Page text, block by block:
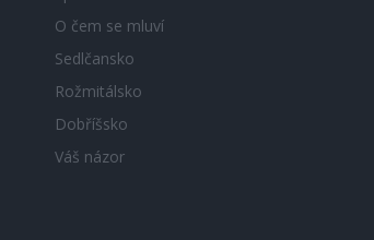
O čem se mluví
Sedlčansko
Rožmitálsko
Dobříšsko
Váš názor